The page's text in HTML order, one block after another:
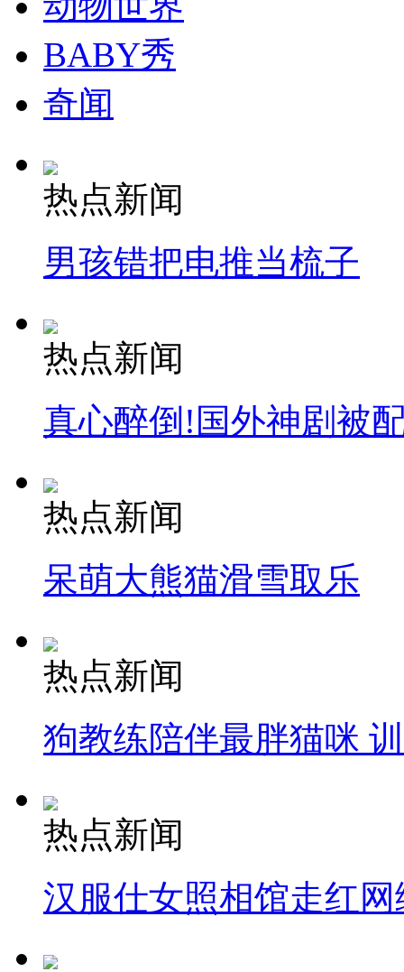
BABY秀
奇闻
热点新闻
男孩错把电推当梳子
热点新闻
真心醉倒!国外神剧被
热点新闻
呆萌大熊猫滑雪取乐
热点新闻
狗教练陪伴最胖猫咪
热点新闻
汉服仕女照相馆走红网